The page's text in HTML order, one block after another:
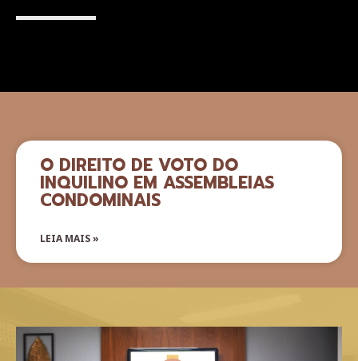
O DIREITO DE VOTO DO
INQUILINO EM ASSEMBLEIAS
CONDOMINAIS
LEIA MAIS »